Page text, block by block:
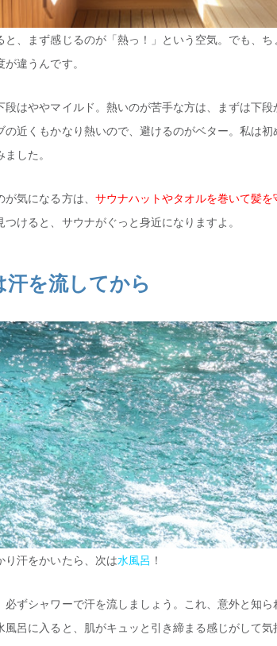
と、まず感じるのが「熱っ！」という空気。でも、
違うんです。
段はややマイルド。熱いのが苦手な方は、まずは下段
の近くもかなり熱いので、避けるのがベター。私は
した。
気になる方は、 サウナハットやタオルを巻いて髪を
つけると、サウナがぐっと身近になりますよ。
汗を流してから
り汗をかいたら、次は水風呂 ！
必ずシャワーで汗を流しましょう。これ、意外と知
風呂に入ると、肌がキュッと引き締まる感じがして気